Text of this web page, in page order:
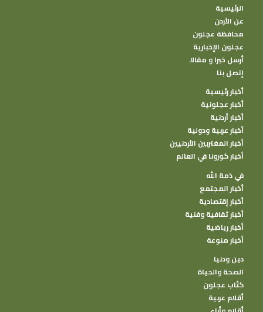
الرئيسية
عن الأردن
محافظة عجلون
عجلون الإخبارية
أرسل خبرا و مقالا
إتصل بنا
أخبار رئيسية
أخبار عجلونية
أخبار أردنية
أخبار عربية ودولية
أخبار المغتربين الأردنيين
أخبار كورونا في العالم
في ذمة الله
أخبار المجتمع
أخبار إقتصادية
أخبار ثقافية وفنية
أخبار رياضية
أخبار منوعة
دين ودنيا
الصحة والحياة
كتًاب عجلون
أقلام عربية